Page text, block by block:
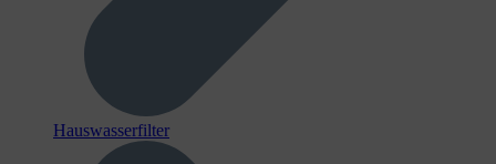
Hauswasserfilter